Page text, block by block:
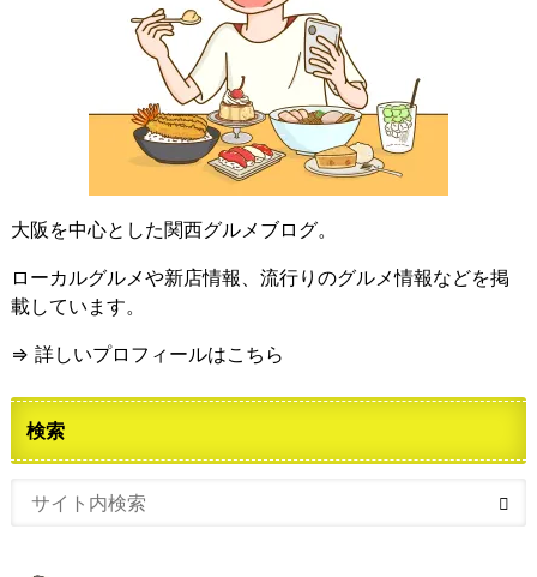
大阪を中心とした関西グルメブログ。
ローカルグルメや新店情報、流行りのグルメ情報などを掲
載しています。
⇒ 詳しいプロフィールはこちら
検索